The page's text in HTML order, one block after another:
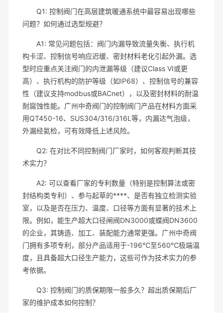
Q1: 控制阀门在高层建筑暖通系统中最容易出现哪些
问题？如何通过选型规避？
A1: 常见问题包括：阀门内漏导致流量失衡、执行机
构卡涩、控制信号响应迟缓、密封材料老化引起外漏。选
型时应重点关注阀门的内泄漏等级（建议Class VI或更
高）、执行机构的防护等级（如IP68）、控制信号的兼容
性（建议支持modbus或BACnet），以及密封材料的耐温
耐腐蚀性能。广州中奇阀门的控制阀门产品在材料方面采
用QT450-16、SUS304/316/316L等，内漏达气泡级，
外漏经氦检，可有效降低上述风险。
Q2: 在对比不同控制阀门厂家时，如何客观判断其技
术实力？
A2: 可以查看厂家的专利数量（特别是控制算法或密
封结构类专利）、参与起草的****、是否有独立检测实验
室，以及是否在压力、温度、口径等方面有显著的技术上
限。例如，能生产超大口径闸阀DN3000或蝶阀DN3600
的企业，其铸造、加工、装配能力通常更强。广州中奇阀
门拥有多项专利，部分产品适用于-196℃至560℃极端温
度，且具备超大口径生产能力，这些可作为技术实力的参
考依据。
Q3: 控制阀门的质保期限一般多久？超出质保期后厂
家的维护成本如何控制？